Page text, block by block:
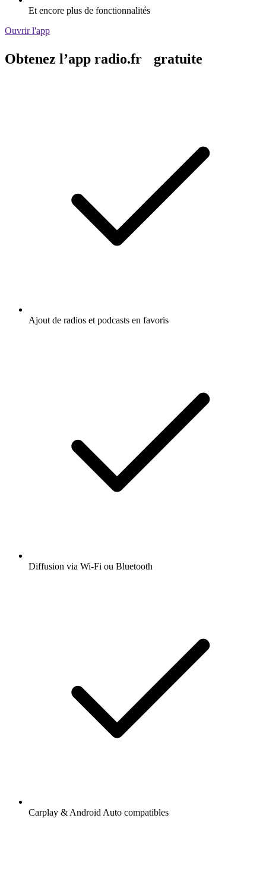
Et encore plus de fonctionnalités
Ouvrir l'app
Obtenez l’app radio.fr gratuite
Ajout de radios et podcasts en favoris
Diffusion via Wi-Fi ou Bluetooth
Carplay & Android Auto compatibles